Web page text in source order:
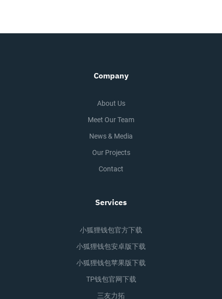
Company
About Us
Meet Our Team
News & Media
Our Projects
Contact
Services
小狐狸钱包官方下载
小狐狸钱包安卓版下载
小狐狸钱包苹果版下载
TP钱包官网下载
三友力拓